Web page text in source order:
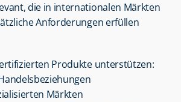
die in internationalen Märkten
Anforderungen erfüllen
Produkte unterstützen:
Märkten